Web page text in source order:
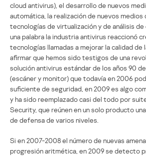
cloud antivirus), el desarrollo de nuevos
automática, la realización de nuevos medios
tecnologías de virtualización y de análisis
una palabra la industria antivirus reaccionó
tecnologías llamadas a mejorar la calidad de
afirmar que hemos sido testigos de una
solución antivirus estándar de los años 90
(escáner y monitor) que todavía en 2006
suficiente de seguridad, en 2009 es algo
y ha sido reemplazado casi del todo por
Security, que reúnen en un solo producto
de defensa de varios niveles.
Si en 2007-2008 el número de nuevas
progresión aritmética, en 2009 se detecto